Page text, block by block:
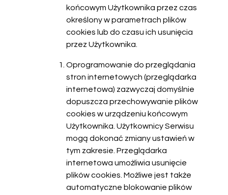
końcowym Użytkownika przez czas
określony w parametrach plików
cookies lub do czasu ich usunięcia
przez Użytkownika.
Oprogramowanie do przeglądania
stron internetowych (przeglądarka
internetowa) zazwyczaj domyślnie
dopuszcza przechowywanie plików
cookies w urządzeniu końcowym
Użytkownika. Użytkownicy Serwisu
mogą dokonać zmiany ustawień w
tym zakresie. Przeglądarka
internetowa umożliwia usunięcie
plików cookies. Możliwe jest także
automatyczne blokowanie plików